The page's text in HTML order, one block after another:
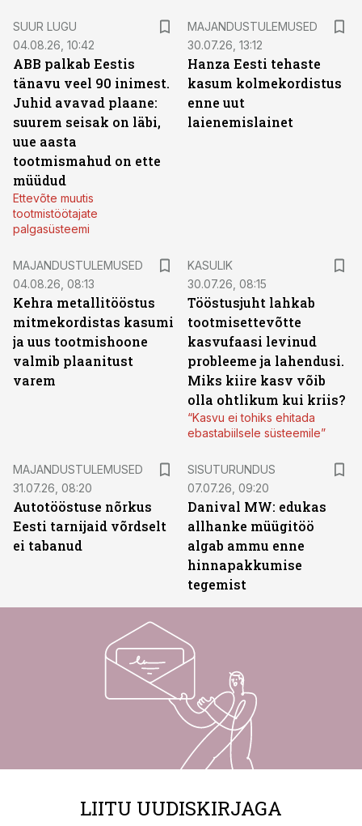
SUUR LUGU
04.08.26, 10:42
ABB palkab Eestis
tänavu veel 90 inimest.
Juhid avavad plaane:
suurem seisak on läbi,
uue aasta
tootmismahud on ette
müüdud
Ettevõte muutis
tootmistöötajate
palgasüsteemi
MAJANDUSTULEMUSED
30.07.26, 13:12
Hanza Eesti tehaste
kasum kolmekordistus
enne uut
laienemislainet
MAJANDUSTULEMUSED
04.08.26, 08:13
Kehra metallitööstus
mitmekordistas kasumi
ja uus tootmishoone
valmib plaanitust
varem
KASULIK
30.07.26, 08:15
Tööstusjuht lahkab
tootmisettevõtte
kasvufaasi levinud
probleeme ja lahendusi.
Miks kiire kasv võib
olla ohtlikum kui kriis?
“Kasvu ei tohiks ehitada
ebastabiilsele süsteemile”
MAJANDUSTULEMUSED
31.07.26, 08:20
Autotööstuse nõrkus
Eesti tarnijaid võrdselt
ei tabanud
SISUTURUNDUS
07.07.26, 09:20
Danival MW: edukas
allhanke müügitöö
algab ammu enne
hinnapakkumise
tegemist
LIITU UUDISKIRJAGA